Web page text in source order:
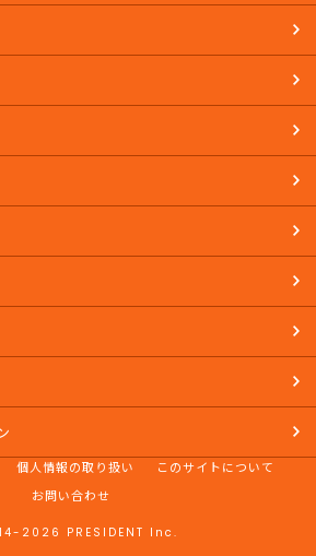
個人情報の取り扱い
このサイトについて
お問い合わせ
2026 PRESIDENT Inc.